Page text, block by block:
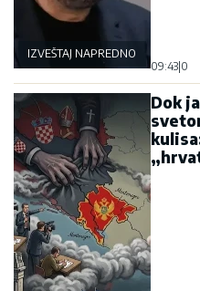
IZVEŠTAJ NAPREDNOG KLUBA
09:43 0
Dok